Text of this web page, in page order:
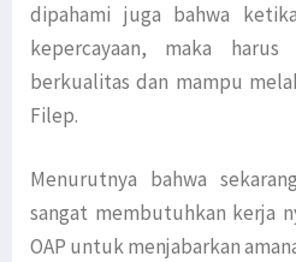
dipahami juga bahwa
kepercayaan, maka
berkualitas dan mampu
Filep.
Menurutnya bahwa
sangat membutuhkan kerja
OAP untuk menjabarkan